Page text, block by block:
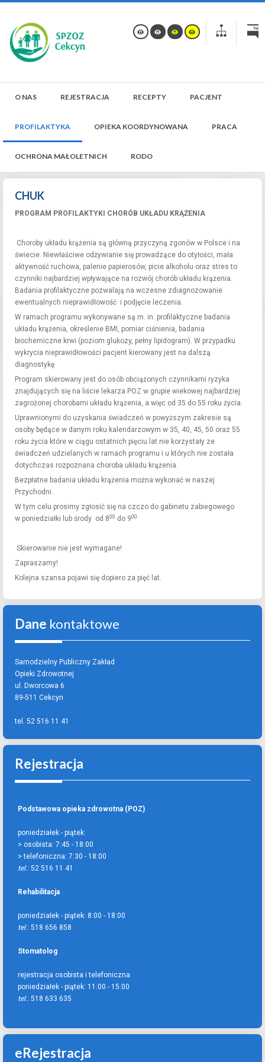
O NAS REJESTRACJA RECEPTY PACJENT
PROFILAKTYKA OPIEKA KOORDYNOWANA PRACA
OCHRONA MAŁOLETNICH RODO
CHUK
PROGRAM PROFILAKTYKI CHORÓB UKŁADU KRĄŻENIA
Choroby układu krążenia są główną przyczyną zgonów w Polsce i na
świecie. Niewłaściwe odżywianie się prowadzące do otyłości, mała
aktywność ruchowa, palenie papierosów, picie alkoholu oraz stres to
czynniki najbardziej wpływające na rozwój chorób układu krążenia.
Badania profilaktyczne pozwalają na wczesne zdiagnozowanie
ewentualnych nieprawidłowość i podjęcie leczenia.
W ramach programu wykonywane są m. in. profilaktyczne badania
układu krążenia, określenie BMI, pomiar ciśnienia, badania
biochemiczne krwi (poziom glukozy, pełny lipidogram). W przypadku
wykrycia nieprawidłowości pacjent kierowany jest na dalszą
diagnostykę
Program skierowany jest do osób obciążonych czynnikami ryzyka
znajdujących się na liście lekarza POZ w grupie wiekowej najbardziej
zagrożonej chorobami układu krążenia, a więc od 35 do 55 roku życia.
Uprawnionymi do uzyskania świadczeń w powyższym zakresie są
osoby będące w danym roku kalendarzowym w 35, 40, 45, 50 oraz 55
roku życia które w ciągu ostatnich pięciu lat nie korzystały ze
świadczeń udzielanych w ramach programu i u których nie została
dotychczas rozpoznana choroba układu krążenia.
Bezpłatne badania układu krążenia można wykonać w naszej
Przychodni.
W tym celu prosimy zgłosić się na czczo do gabinetu zabiegowego
w poniedziałki lub środy od 800 do 900.
Skierowanie nie jest wymagane!
Zapraszamy!
Kolejna szansa pojawi się dopiero za pięć lat.
Dane kontaktowe
Samodzielny Publiczny Zakład
Opieki Zdrowotnej
ul. Dworcowa 6
89-511 Cekcyn
tel. 52 516 11 41
Rejestracja
Podstawowa opieka zdrowotna (POZ)
poniedziałek - piątek:
> osobista: 7:45 - 18:00
> telefoniczna: 7:30 - 18:00
tel.: 52 516 11 41
Rehabilitacja
poniedziałek - piątek: 8:00 - 18:00
tel.: 518 656 858
Stomatolog
rejestracja osobista i telefoniczna
poniedziałek - piątek: 11:00 - 15:00
tel.: 518 633 635
eRejestracja